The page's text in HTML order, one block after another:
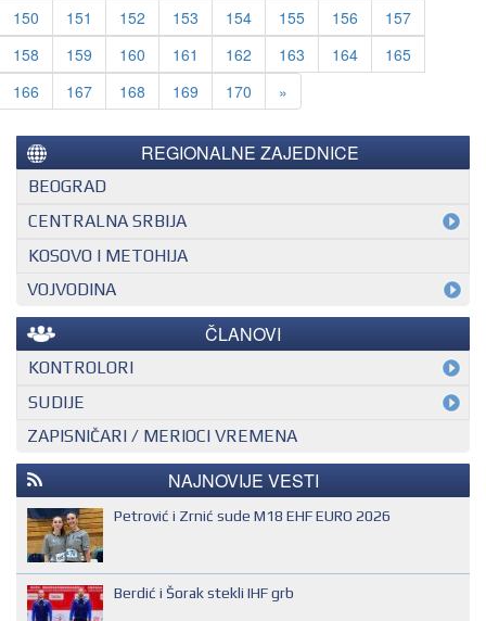
150
151 152 153 154 155 156
157
158
159 160 161 162 163 164
165
166
167 168 169 170 »
REGIONALNE ZAJEDNICE
BEOGRAD
CENTRALNA SRBIJA
KOSOVO I METOHIJA
VOJVODINA
ČLANOVI
KONTROLORI
MEĐUNARODNI KONTROLOR
NACIONALNI KONTROLOR
REGIONALNI KONTROLOR
SUDIJE
EHF SUDIJA
IHF SUDIJA
MLADI EVROPSKI SUDIJA
NACIONALNI SUDIJA
REGIONALNI SUDIJA
SUDIJA DRUGE KATEGORIJE
ZAPISNIČARI / MERIOCI VREMENA
NAJNOVIJE VESTI
Petrović i Zrnić sude M18 EHF EURO 2026
Berdić i Šorak stekli IHF grb